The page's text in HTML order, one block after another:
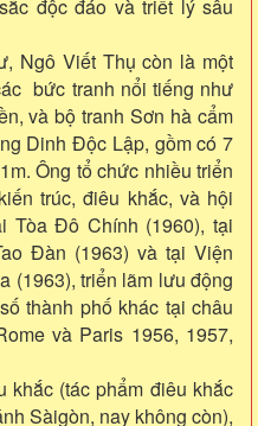
độc đáo và triết lý sâu
Ngô Viết Thụ còn là một
bức tranh nổi tiếng như
và bộ tranh Sơn hà cẩm
Dinh Độc Lập, gồm có 7
Ông tổ chức nhiều triển
trúc, điêu khắc, và hội
Tòa Đô Chính (1960), tại
Đàn (1963) và tại Viện
(1963), triển lãm lưu động
thành phố khác tại châu
và Paris 1956, 1957,
khắc (tác phẩm điêu khắc
Sàigòn, nay không còn),